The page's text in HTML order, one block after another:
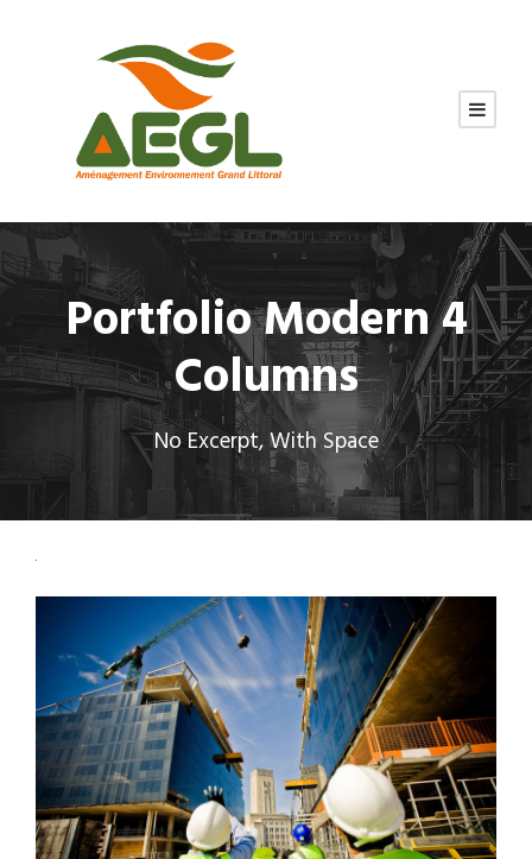
Portfolio Modern 4
Columns
No Excerpt, With Space
Muchen / Railway
USA BANK BUILDING
Bank / System